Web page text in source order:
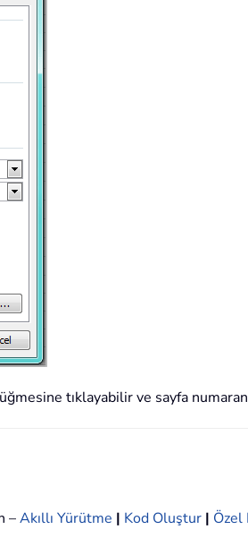
tıklayabilir ve sayfa
–Akıllı Yürütme | Kod Oluştur |